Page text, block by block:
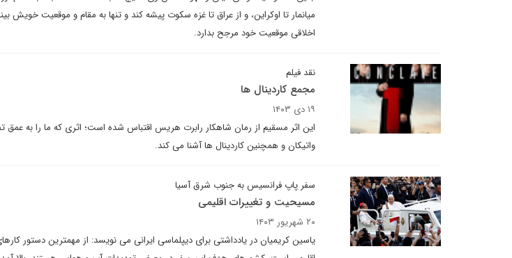
میانمار تا اوکراین، و از عراق تا غزه سکوت پیشه کند و تنها به مقام و موقعیت خویش
اخلاقی موقعیت خود مرجح بدارد.
نقد فیلم
مجمع کاردینال ها
۱۹ دی ۱۴۰۳
این اثر مسقیم از رمان شاهکار رابرت هریس اقتباس شده است؛ اثری که ما را به عمق
واتیکان و همچنین کاردینال ها آشنا می کند.
سفر پاپ فرانسیس به جنوب شرق آسیا
مسیحیت و تغییرات اقلیمی
۲۰ شهریور ۱۴۰۳
یاسین کریمیان در یادداشتی برای دیپلماسی ایرانی می نویسد: از مهمترین دستور